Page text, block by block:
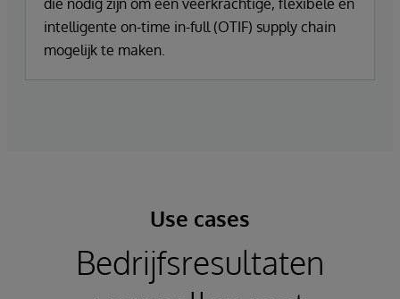
die nodig zijn om een veerkrachtige, flexibele en
intelligente on-time in-full (OTIF) supply chain
mogelijk te maken.
Use cases
Bedrijfsresultaten